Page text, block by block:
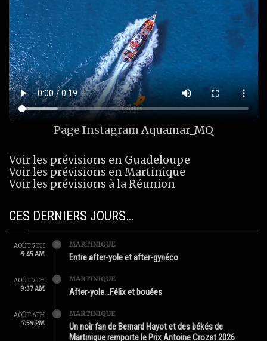
Page Instagram Aquamar_MQ
Voir les prévisions en Guadeloupe
Voir les prévisions en Martinique
Voir les prévisions à la Réunion
CES DERNIERS JOURS…
AOÛT 7TH
9:45 AM
MARTINIQUE
Entre after-yole et after-gynéco
AOÛT 7TH
9:37 AM
MARTINIQUE
After-yole…Félix et bouées
AOÛT 6TH
7:59 PM
MARTINIQUE
Un noir fan de Bernard Hayot et des békés de
Martinique remporte le Prix Antoine Crozat 2026